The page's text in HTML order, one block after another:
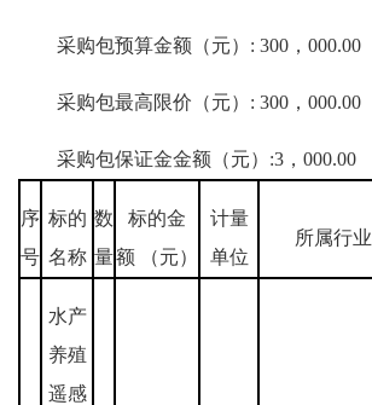
采购包预算金额（元）: 300，000.00
采购包最高限价（元）: 300，000.00
采购包保证金金额（元）:3，000.00
序
号
标的
名称
数
量
标的金
额 （元）
计量
单位
所属行业
水产
养殖
遥感